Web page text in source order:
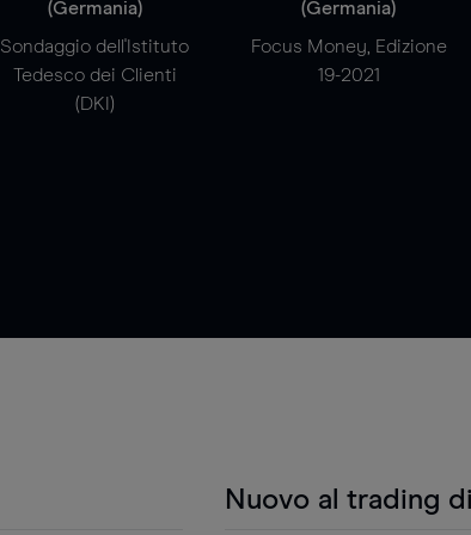
(Germania)
Sondaggio dell'Istituto
Tedesco dei Clienti
(DKI)
(Germania)
Focus Money, Edizione
19-2021
Nuovo al trading